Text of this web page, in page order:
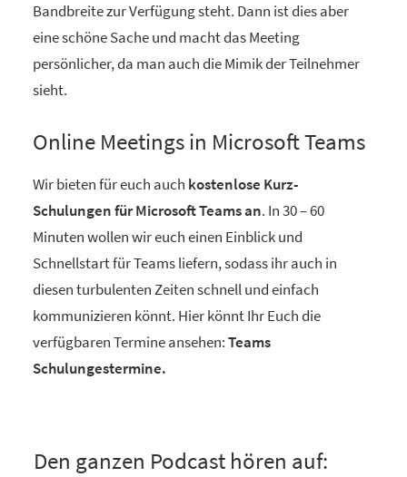
Bandbreite zur Verfügung steht. Dann ist dies aber
eine schöne Sache und macht das Meeting
persönlicher, da man auch die Mimik der Teilnehmer
sieht.
Online Meetings in Microsoft Teams
Wir bieten für euch auch kostenlose Kurz-
Schulungen für Microsoft Teams an. In 30 – 60
Minuten wollen wir euch einen Einblick und
Schnellstart für Teams liefern, sodass ihr auch in
diesen turbulenten Zeiten schnell und einfach
kommunizieren könnt. Hier könnt Ihr Euch die
verfügbaren Termine ansehen:Teams
Schulungestermine.
Den ganzen Podcast hören auf: